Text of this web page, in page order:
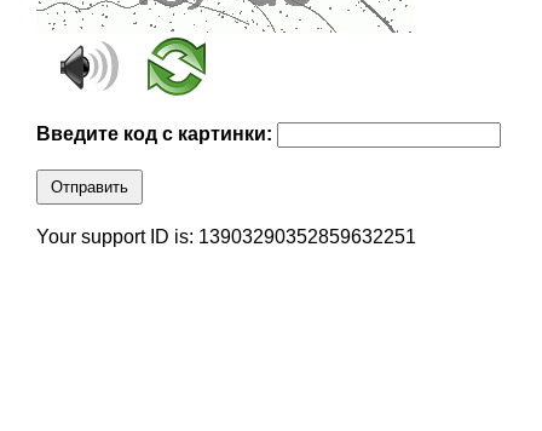
Введите код с картинки:
Отправить
Your support ID is: 13903290352859632251